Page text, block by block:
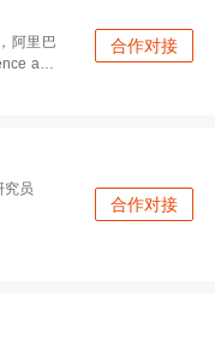
阿里巴
and
合作对接
究员
合作对接